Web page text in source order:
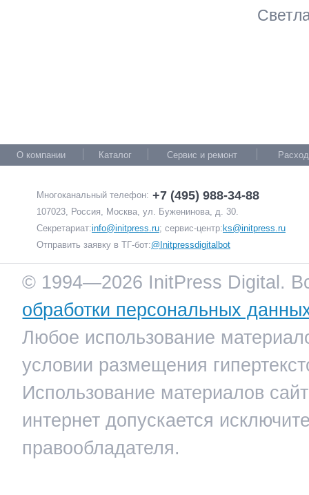
О компании Каталог Сервис и ремонт
Многоканальный телефон: +7 (495) 988-34-88
107023, Россия, Москва, ул. Буженинова, д. 30.
Секретариат:info@initpress.ru; сервис-центр: ks@initpress.ru
Отправить заявку в ТГ-бот:@Initpressdigitalbot
© 1994—2026 InitPress Digital.
обработки персональных
Любое использование
условии размещения
Использование материалов
интернет допускается
правообладателя.